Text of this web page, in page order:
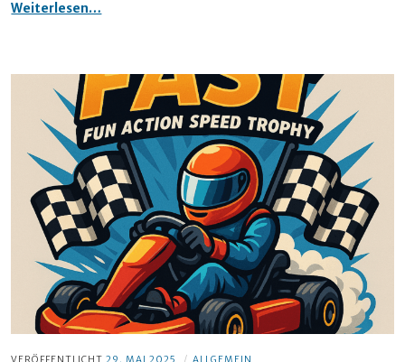
Weiterlesen…
ADAC
beteiligt
sich
an
„1025
Jahre
Oedingen“